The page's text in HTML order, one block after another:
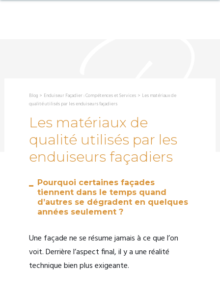
Blog > Enduiseur Façadier : Compétences et Services > Les matériaux de
qualité utilisés par les enduiseurs façadiers
Les matériaux de
qualité utilisés par les
enduiseurs façadiers
Pourquoi certaines façades
tiennent dans le temps quand
d’autres se dégradent en quelques
années seulement ?
Une façade ne se résume jamais à ce que l’on
voit. Derrière l’aspect final, il y a une réalité
technique bien plus exigeante.